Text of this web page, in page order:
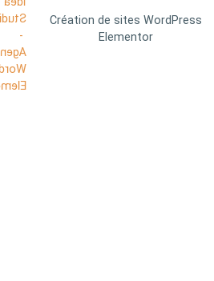
Création de sites WordPress
Elementor